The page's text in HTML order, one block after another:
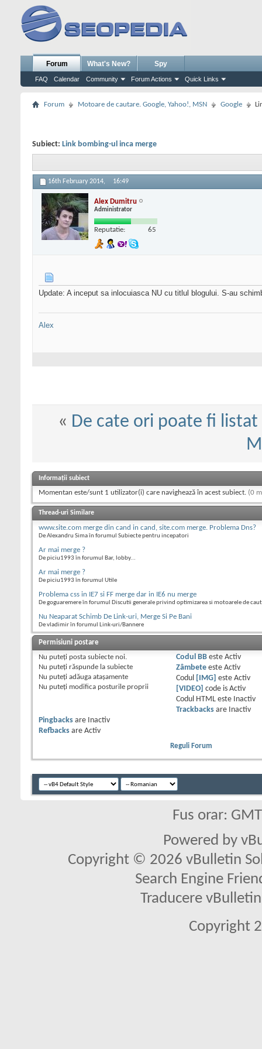
Forum
FAQ Calendar Community Forum Actions Quick Links
What's New? Spy
Forum Motoare de cautare. Google, Yahoo!, MSN Google
Subiect: Link bombing-ul inca merge
16th February 2014, 16:49
Alex Dumitru
Administrator
Reputatie: 65
Update: A inceput sa inlocuiasca NU cu titlul blogului. S-au
Alex
« De cate ori poate fi
Informații subiect
Momentan este/sunt 1 utilizator(i) care navighează în acest subiect. (0
Thread-uri Similare
www.site.com merge din cand in cand, site.com merge. Problema Dns?
De Alexandru Sima în forumul Subiecte pentru incepatori
Ar mai merge ?
De piciu1993 în forumul Bar, lobby...
Ar mai merge ?
De piciu1993 în forumul Utile
Problema css in IE7 si FF merge dar in IE6 nu merge
De goguaremere în forumul Discutii generale privind optimizarea si motoarele de
Nu Neaparat Schimb De Link-uri, Merge Si Pe Bani
De vladimir în forumul Link-uri/Bannere
Permisiuni postare
Nu puteţi posta subiecte noi.
Nu puteţi răspunde la subiecte
Nu puteţi adăuga ataşamente
Nu puteţi modifica posturile proprii
Codul BBeste Activ
Zâmbeteeste Activ
Codul
[IMG] este Activ
[VIDEO] code is Activ
Codul HTML este
Inactiv
Trackbacksare
Inactiv
Pingbacks are
Inactiv
Refbacks are Activ
Reguli Forum
Fus orar:
Powered by
Copyright © 2026 vBulletin
Search Engine
Traducere
Copyright